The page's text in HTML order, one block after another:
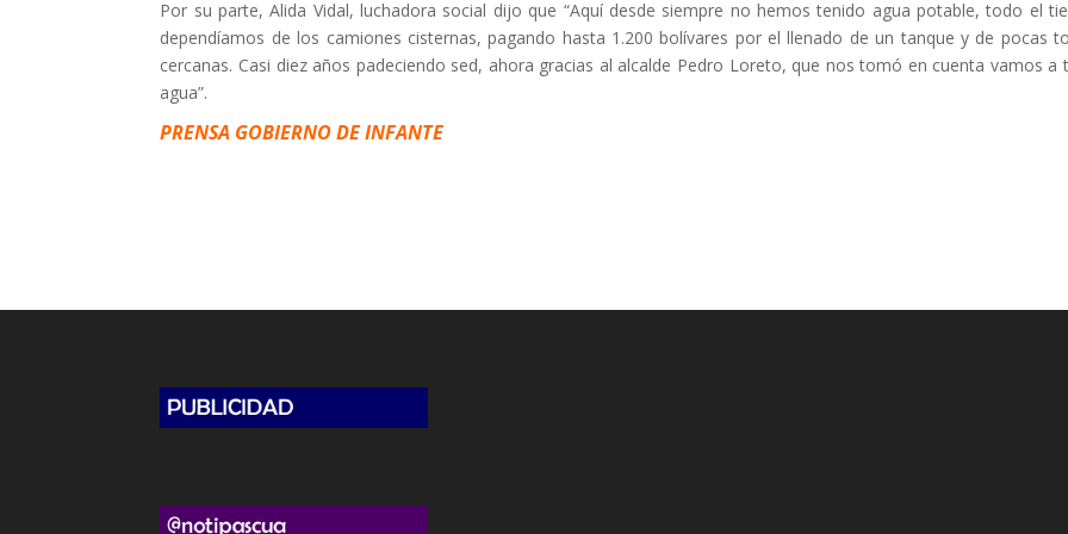
Por su parte, Alida Vidal, luchadora social dijo que “Aquí desde siempre no hemos tenido agua potable, todo el
dependíamos de los camiones cisternas, pagando hasta 1.200 bolívares por el llenado de un tanque y de pocas
cercanas. Casi diez años padeciendo sed, ahora gracias al alcalde Pedro Loreto, que nos tomó en cuenta vamos a
agua”.
PRENSA GOBIERNO DE INFANTE